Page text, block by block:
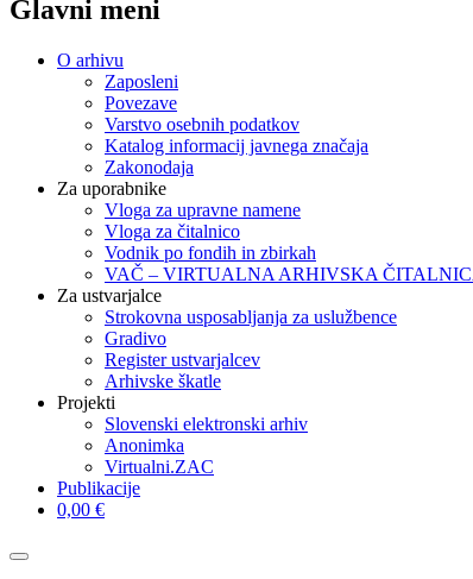
Glavni meni
O arhivu
Zaposleni
Povezave
Varstvo osebnih podatkov
Katalog informacij javnega značaja
Zakonodaja
Za uporabnike
Vloga za upravne namene
Vloga za čitalnico
Vodnik po fondih in zbirkah
VAČ – VIRTUALNA ARHIVSKA
Za ustvarjalce
Strokovna usposabljanja za uslužbence
Gradivo
Register ustvarjalcev
Arhivske škatle
Projekti
Slovenski elektronski arhiv
Anonimka
Virtualni.ZAC
Publikacije
0,00 €